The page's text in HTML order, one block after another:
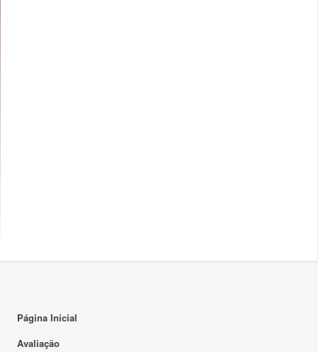
Página Inicial
Avaliação